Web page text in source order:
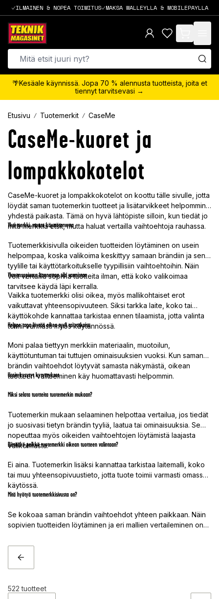
ILMAINEN & NOPEA TOIMITUS MAKSA WALLEYLLA & MOBILEPAYLLA
items in cart,
🌴Kesäale käynnissä. Jopa 70 % alennusta tuotteista, joita et
tiennyt tarvitsevasi →
Etusivu Tuotemerkit CaseMe
CaseMe-kuoret ja
lompakkokotelot
CaseMe-kuoret ja lompakkokotelot on koottu tälle sivulle, jotta
löydät saman tuotemerkin tuotteet ja lisätarvikkeet helpommin
yhdestä paikasta. Tämä on hyvä lähtöpiste silloin, kun tiedät jo
mitä merkkiä etsit, mutta haluat vertailla vaihtoehtoja rauhassa.
Yksi merkki, monta käyttötarvetta
Tuotemerkkisivulla oikeiden tuotteiden löytäminen on usein
helpompaa, koska valikoima keskittyy samaan brändiin ja sen
tyylille tai käyttötarkoitukselle tyypillisiin vaihtoehtoihin. Näin
voit vertailla sopivia tuotteita ilman, että koko valikoimaa
tarvitsee käydä läpi kerralla.
Yhteensopivuus kannattaa silti varmistaa
Vaikka tuotemerkki olisi oikea, myös mallikohtaiset erot
vaikuttavat yhteensopivuuteen. Siksi tarkka laite, koko tai
käyttökohde kannattaa tarkistaa ennen tilaamista, jotta valinta
toimii varmasti myös käytännössä.
Helppo tapa löytää oikea tyyli tai ratkaisu
Moni palaa tiettyyn merkkiin materiaalin, muotoilun,
käyttötuntuman tai tuttujen ominaisuuksien vuoksi. Kun saman
brändin vaihtoehdot löytyvät samasta näkymästä, oikean
tuotteen valitseminen käy huomattavasti helpommin.
Usein kysytyt kysymykset
Miksi selata tuotteita tuotemerkin mukaan?
Tuotemerkin mukaan selaaminen helpottaa vertailua, jos tiedät
jo suosivasi tietyn brändin tyyliä, laatua tai ominaisuuksia. Se
nopeuttaa myös oikeiden vaihtoehtojen löytämistä laajasta
valikoimasta.
Riittääkö pelkkä tuotemerkki oikean tuotteen valintaan?
Ei aina. Tuotemerkin lisäksi kannattaa tarkistaa laitemalli, koko
tai muu yhteensopivuustieto, jotta tuote toimii varmasti omassa
käytössä.
Mitä hyötyä tuotemerkkisivusta on?
Se kokoaa saman brändin vaihtoehdot yhteen paikkaan. Näin
sopivien tuotteiden löytäminen ja eri mallien vertaileminen on
TAKAISIN
522 tuotteet